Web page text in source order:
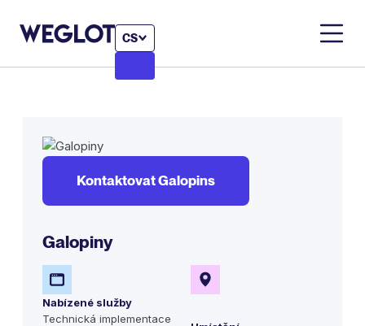
CS
Kontaktovat Galopins
Galopiny
Nabízené služby
Technická implementace